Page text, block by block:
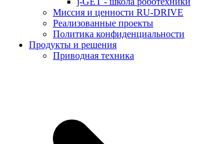
Миссия и ценности RU-DRIVE
Реализованные проекты
Политика конфиденциальности
Продукты и решения
Приводная техника